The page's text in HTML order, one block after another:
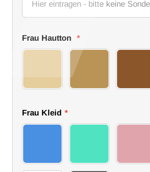
Frau Hautton *
Frau Kleid *